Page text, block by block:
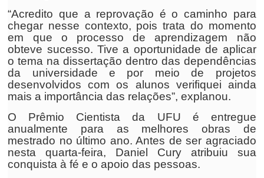
“Acredito que a reprovação é o caminho para
chegar nesse contexto, pois trata do momento
em que o processo de aprendizagem não
obteve sucesso. Tive a oportunidade de aplicar
o tema na dissertação dentro das dependências
da universidade e por meio de projetos
desenvolvidos com os alunos verifiquei ainda
mais a importância das relações”, explanou.
O Prêmio Cientista da UFU é entregue
anualmente para as melhores obras de
mestrado no último ano. Antes de ser agraciado
nesta quarta-feira, Daniel Cury atribuiu sua
conquista à fé e o apoio das pessoas.